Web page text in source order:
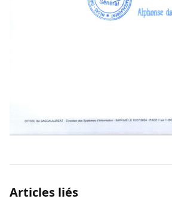
Articles liés